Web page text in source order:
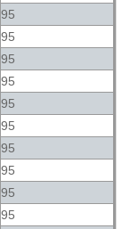
95
95
95
95
95
95
95
95
95
95